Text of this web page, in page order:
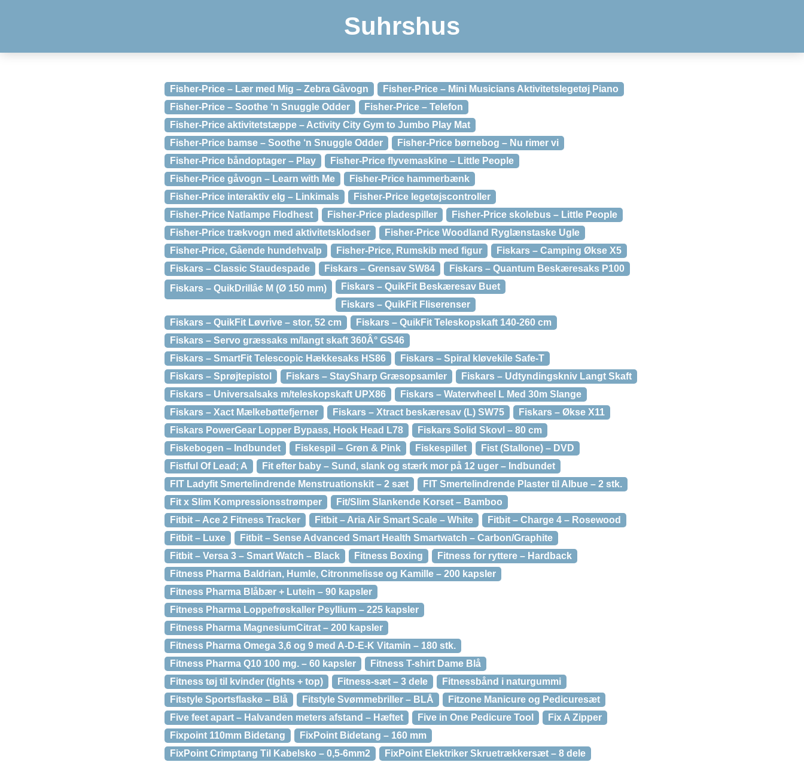
Suhrshus
Fisher-Price – Lær med Mig – Zebra Gåvogn
Fisher-Price – Mini Musicians Aktivitetslegetøj Piano
Fisher-Price – Soothe ‘n Snuggle Odder
Fisher-Price – Telefon
Fisher-Price aktivitetstæppe – Activity City Gym to Jumbo Play Mat
Fisher-Price bamse – Soothe ‘n Snuggle Odder
Fisher-Price børnebog – Nu rimer vi
Fisher-Price båndoptager – Play
Fisher-Price flyvemaskine – Little People
Fisher-Price gåvogn – Learn with Me
Fisher-Price hammerbænk
Fisher-Price interaktiv elg – Linkimals
Fisher-Price legetøjscontroller
Fisher-Price Natlampe Flodhest
Fisher-Price pladespiller
Fisher-Price skolebus – Little People
Fisher-Price trækvogn med aktivitetsklodser
Fisher-Price Woodland Ryglænstaske Ugle
Fisher-Price, Gående hundehvalp
Fisher-Price, Rumskib med figur
Fiskars – Camping Økse X5
Fiskars – Classic Staudespade
Fiskars – Grensav SW84
Fiskars – Quantum Beskæresaks P100
Fiskars – QuikDrillâ¢ M (Ø 150 mm)
Fiskars – QuikFit Beskæresav Buet
Fiskars – QuikFit Fliserenser
Fiskars – QuikFit Løvrive – stor, 52 cm
Fiskars – QuikFit Teleskopskaft 140-260 cm
Fiskars – Servo græssaks m/langt skaft 360Â° GS46
Fiskars – SmartFit Telescopic Hækkesaks HS86
Fiskars – Spiral kløvekile Safe-T
Fiskars – Sprøjtepistol
Fiskars – StaySharp Græsopsamler
Fiskars – Udtyndingskniv Langt Skaft
Fiskars – Universalsaks m/teleskopskaft UPX86
Fiskars – Waterwheel L Med 30m Slange
Fiskars – Xact Mælkebøttefjerner
Fiskars – Xtract beskæresav (L) SW75
Fiskars – Økse X11
Fiskars PowerGear Lopper Bypass, Hook Head L78
Fiskars Solid Skovl – 80 cm
Fiskebogen – Indbundet
Fiskespil – Grøn & Pink Fiskespillet
Fist (Stallone) – DVD
Fistful Of Lead; A
Fit efter baby – Sund, slank og stærk mor på 12 uger – Indbundet
FIT Ladyfit Smertelindrende Menstruationskit – 2 sæt
FIT Smertelindrende Plaster til Albue – 2 stk.
Fit x Slim Kompressionsstrømper
Fit/Slim Slankende Korset – Bamboo
Fitbit – Ace 2 Fitness Tracker
Fitbit – Aria Air Smart Scale – White
Fitbit – Charge 4 – Rosewood
Fitbit – Luxe
Fitbit – Sense Advanced Smart Health Smartwatch – Carbon/Graphite
Fitbit – Versa 3 – Smart Watch – Black
Fitness Boxing
Fitness for ryttere – Hardback
Fitness Pharma Baldrian, Humle, Citronmelisse og Kamille – 200 kapsler
Fitness Pharma Blåbær + Lutein – 90 kapsler
Fitness Pharma Loppefrøskaller Psyllium – 225 kapsler
Fitness Pharma MagnesiumCitrat – 200 kapsler
Fitness Pharma Omega 3,6 og 9 med A-D-E-K Vitamin – 180 stk.
Fitness Pharma Q10 100 mg. – 60 kapsler
Fitness T-shirt Dame Blå
Fitness tøj til kvinder (tights + top)
Fitness-sæt – 3 dele
Fitnessbånd i naturgummi
Fitstyle Sportsflaske – Blå
Fitstyle Svømmebriller – BLÅ
Fitzone Manicure og Pedicuresæt
Five feet apart – Halvanden meters afstand – Hæftet
Five in One Pedicure Tool
Fix A Zipper
Fixpoint 110mm Bidetang
FixPoint Bidetang – 160 mm
FixPoint Crimptang Til Kabelsko – 0,5-6mm2
FixPoint Elektriker Skruetrækkersæt – 8 dele